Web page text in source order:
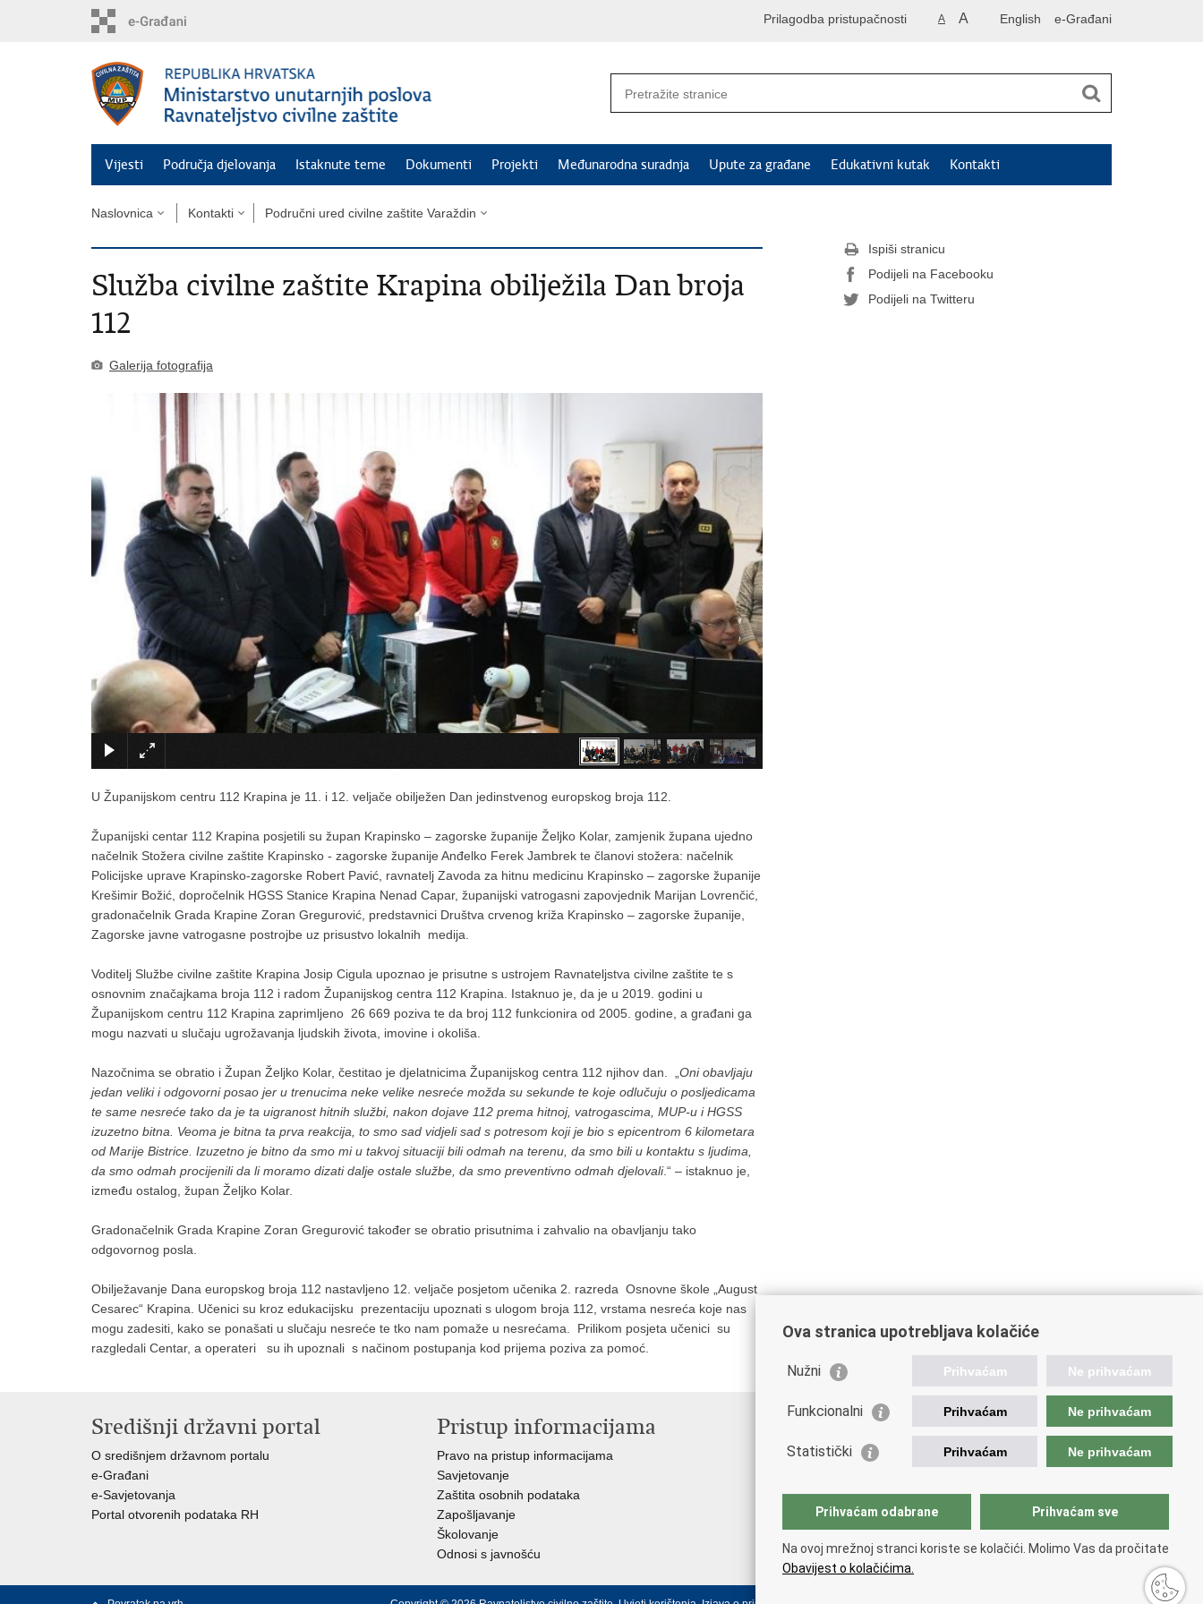
English e-Građani
A A
Prilagodba pristupačnosti
Vijesti Područja djelovanja Istaknute teme Dokumenti Projekti Međunarodna suradnja Upute za građane Edukativni kutak Kontakti
Naslovnica Kontakti Područni ured civilne zaštite Varaždin
Služba civilne zaštite Krapina obilježila Dan broja
112
Galerija fotografija
U Županijskom centru 112 Krapina je 11. i 12. veljače obilježen Dan jedinstvenog europskog broja 112.
Županijski centar 112 Krapina posjetili su župan Krapinsko – zagorske županije Željko Kolar, zamjenik župana ujedno
načelnik Stožera civilne zaštite Krapinsko - zagorske županije Anđelko Ferek Jambrek te članovi stožera: načelnik
Policijske uprave Krapinsko-zagorske Robert Pavić, ravnatelj Zavoda za hitnu medicinu Krapinsko – zagorske županije
Krešimir Božić, dopročelnik HGSS Stanice Krapina Nenad Capar, županijski vatrogasni zapovjednik Marijan Lovrenčić,
gradonačelnik Grada Krapine Zoran Gregurović, predstavnici Društva crvenog križa Krapinsko – zagorske županije,
Zagorske javne vatrogasne postrojbe uz prisustvo lokalnih medija.
Voditelj Službe civilne zaštite Krapina Josip Cigula upoznao je prisutne s ustrojem Ravnateljstva civilne zaštite te s
osnovnim značajkama broja 112 i radom Županijskog centra 112 Krapina. Istaknuo je, da je u 2019. godini u
Županijskom centru 112 Krapina zaprimljeno 26 669 poziva te da broj 112 funkcionira od 2005. godine, a građani ga
mogu nazvati u slučaju ugrožavanja ljudskih života, imovine i okoliša.
Nazočnima se obratio i Župan Željko Kolar, čestitao je djelatnicima Županijskog centra 112 njihov dan. „ Oni obavljaju
jedan veliki i odgovorni posao jer u trenucima neke velike nesreće možda su sekunde te koje odlučuju o posljedicama
te same nesreće tako da je ta uigranost hitnih službi, nakon dojave 112 prema hitnoj, vatrogascima, MUP-u i HGSS
izuzetno bitna. Veoma je bitna ta prva reakcija, to smo sad vidjeli sad s potresom koji je bio s epicentrom 6 kilometara
od Marije Bistrice. Izuzetno je bitno da smo mi u takvoj situaciji bili odmah na terenu, da smo bili u kontaktu s ljudima,
da smo odmah procijenili da li moramo dizati dalje ostale službe, da smo preventivno odmah djelovali.“ – istaknuo je,
između ostalog, župan Željko Kolar.
Gradonačelnik Grada Krapine Zoran Gregurović također se obratio prisutnima i zahvalio na obavljanju tako
odgovornog posla.
Obilježavanje Dana europskog broja 112 nastavljeno 12. veljače posjetom učenika 2. razreda Osnovne škole „August
Cesarec“ Krapina. Učenici su kroz edukacijsku prezentaciju upoznati s ulogom broja 112, vrstama nesreća koje nas
mogu zadesiti, kako se ponašati u slučaju nesreće te tko nam pomaže u nesrećama. Prilikom posjeta učenici su
razgledali Centar, a operateri su ih upoznali s načinom postupanja kod prijema poziva za pomoć.
Ispiši stranicu
Podijeli na Facebooku
Podijeli na Twitteru
Središnji državni portal
O središnjem državnom portalu
e-Građani
e-Savjetovanja
Portal otvorenih podataka RH
Pristup informacijama
Pravo na pristup informacijama
Savjetovanje
Zaštita osobnih podataka
Zapošljavanje
Školovanje
Odnosi s javnošću
Važne poveznice
Vlada Republike Hrvatske
Ministarstvo obrane
Ova stranica upotrebljava kolačiće
Nužni Prihvaćam Ne prihvaćam
Funkcionalni Prihvaćam Ne prihvaćam
Statistički Prihvaćam Ne prihvaćam
Prihvaćam odabrane Prihvaćam sve
Na ovoj mrežnoj stranci koriste se kolačići. Molimo Vas da pročitate
Obavijest o kolačićima.